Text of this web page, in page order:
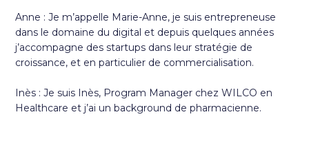
Anne : Je m’appelle Marie-Anne, je suis entrepreneuse
dans le domaine du digital et depuis quelques années
j’accompagne des startups dans leur stratégie de
croissance, et en particulier de commercialisation.
Inès : Je suis Inès, Program Manager chez WILCO en
Healthcare et j’ai un background de pharmacienne.